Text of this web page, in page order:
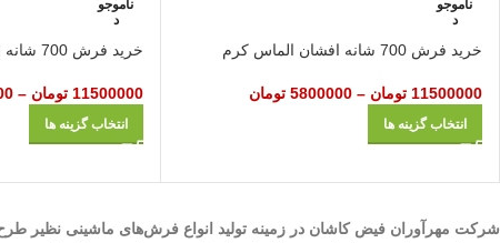
ناموجو
د
خرید فرش 700 شانه افشان الماس کرم
11500000 تومان –
5800000 تومان
انتخاب گزینه ها
ناموجو
د
خرید فرش 700 شانه افشان الماس آبی
11500000 تومان –
انتخاب گزینه ها